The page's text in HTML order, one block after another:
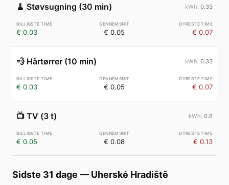
🧹 Støvsugning (30 min) 0.33
€ 0.03 € 0.05 € 0.07
💨 Hårtørrer (10 min) 0.33
€ 0.03 € 0.05 € 0.07
📺 TV (3 t) 0.6
€ 0.05 € 0.08 € 0.13
Sidste 31 dage — Uherské Hradiště